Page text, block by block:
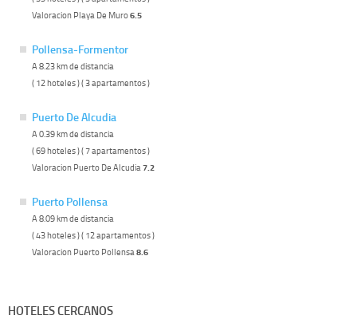
Valoracion Playa De Muro6.5
Pollensa-Formentor
A 8.23 km de distancia
( 12 hoteles ) ( 3 apartamentos )
Puerto De Alcudia
A 0.39 km de distancia
( 69 hoteles ) ( 7 apartamentos )
Valoracion Puerto De Alcudia 7.2
Puerto Pollensa
A 8.09 km de distancia
( 43 hoteles ) ( 12 apartamentos )
Valoracion Puerto Pollensa 8.6
HOTELES CERCANOS